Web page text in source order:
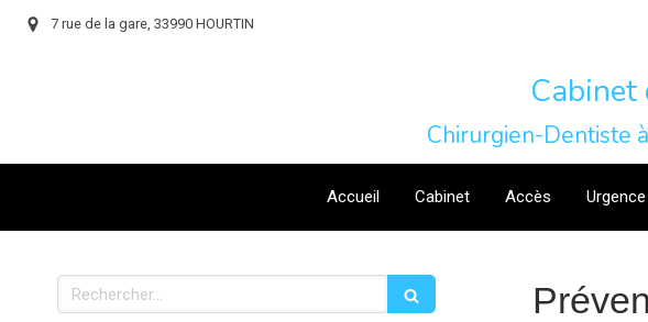
7 rue de la gare, 33990 HOURTIN
Accueil Cabinet Accès Urgence
Cabinet
Chirurgien-Dentiste
Rechercher